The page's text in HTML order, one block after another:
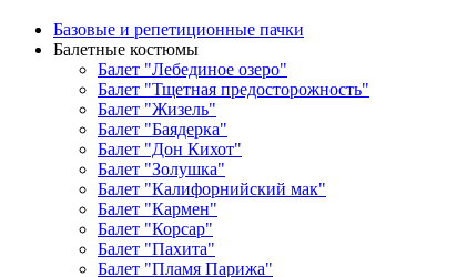
Базовые и репетиционные пачки
Балетные костюмы
Балет "Лебединое озеро"
Балет "Тщетная предосторожность"
Балет "Жизель"
Балет "Баядерка"
Балет "Дон Кихот"
Балет "Золушка"
Балет "Калифорнийский мак"
Балет "Кармен"
Балет "Корсар"
Балет "Пахита"
Балет "Пламя Парижа"